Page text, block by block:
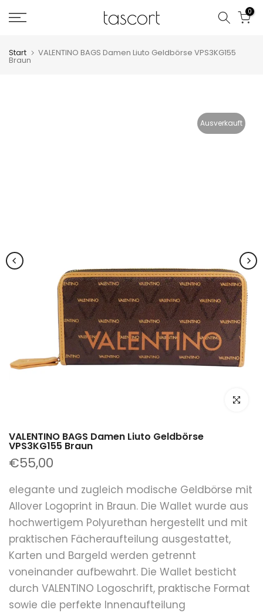
Zum
springen
0
Start VALENTINO BAGS Damen Liuto Geldbörse VPS3KG155
Braun
Ausverkauft
klicken
VALENTINO BAGS Damen Liuto Geldbörse
VPS3KG155 Braun
€55,00
elegante und zugleich modische Geldbörse mit
Allover Logoprint in Braun. Die Wallet wurde aus
hochwertigem Polyurethan hergestellt und mit
praktischen Fächeraufteilung ausgestattet,
Karten und Bargeld werden getrennt
voneinander aufbewahrt. Die Wallet besticht
durch VALENTINO Logoschrift, praktische Format
sowie die perfekte Innenaufteilung